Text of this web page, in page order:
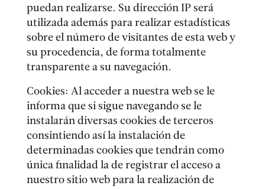
puedan realizarse. Su dirección IP será
utilizada además para realizar estadísticas
sobre el número de visitantes de esta web y
su procedencia, de forma totalmente
transparente a su navegación.
Cookies: Al acceder a nuestra web se le
informa que si sigue navegando se le
instalarán diversas cookies de terceros
consintiendo así la instalación de
determinadas cookies que tendrán como
única finalidad la de registrar el acceso a
nuestro sitio web para la realización de